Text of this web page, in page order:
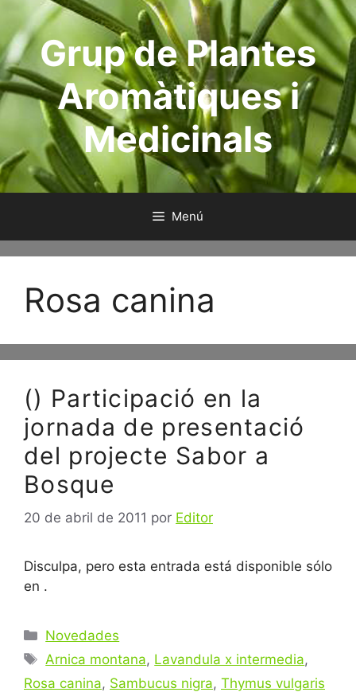
contenidoGrup de Plantes
Aromàtiques i
Medicinals
Menú
Rosa canina
() Participació en la
jornada de presentació
del projecte Sabor a
Bosque
20 de abril de 2011 por Editor
Disculpa, pero esta entrada está disponible sólo
en .
Categorías
Novedades
Etiquetas
Arnica montana, Lavandula x intermedia,
Rosa canina, Sambucus nigra, Thymus vulgaris